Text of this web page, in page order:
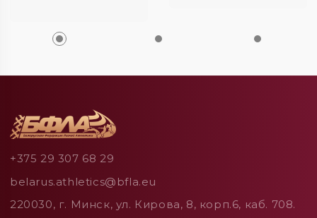
+375 29 307 68 29
belarus.athletics@bfla.eu
220030, г. Минск, ул. Кирова, 8, корп.6, каб. 708.